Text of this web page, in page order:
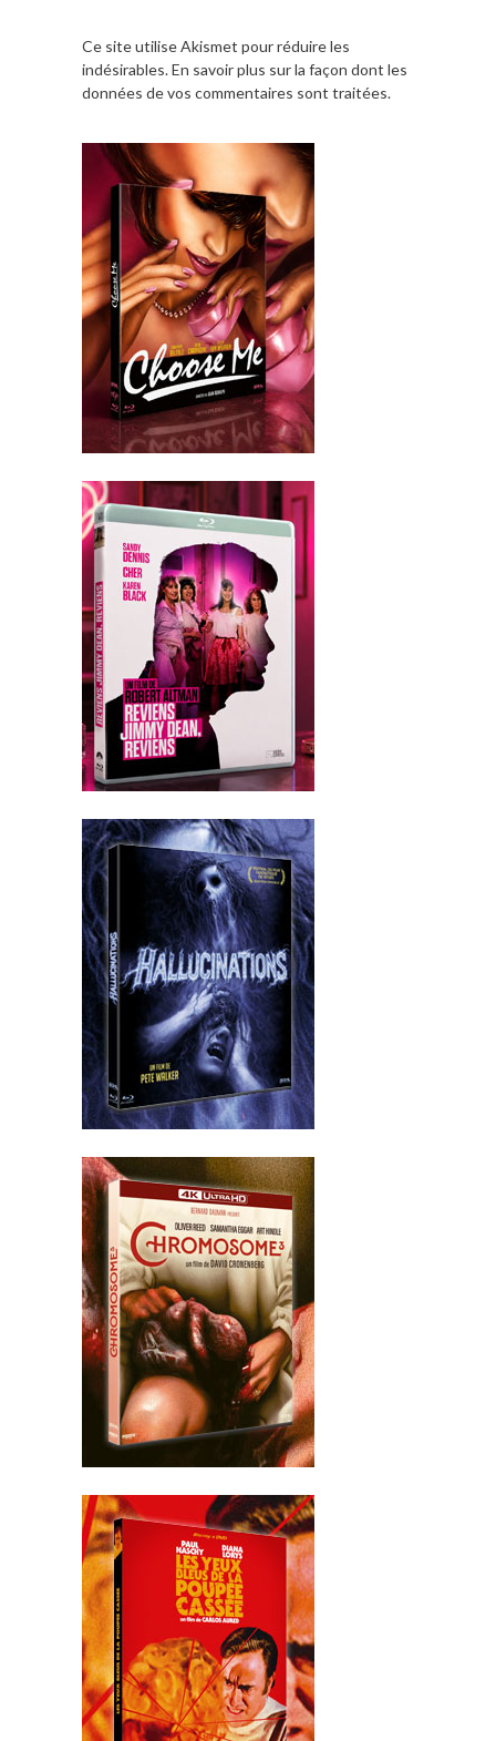
Ce site utilise Akismet pour réduire les
indésirables.En savoir plus sur la façon dont les
données de vos commentaires sont traitées.